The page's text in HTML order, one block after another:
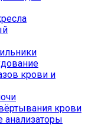
крови и
крови
анализаторы